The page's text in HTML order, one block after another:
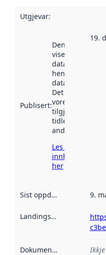
Utgjevar:
Publisert:
Denne datoen
viser når
datasettet vart
henta inn av
data.norge.no.
Det kan ha
vore
tilgjengeleg
tidlegare
andre stader.
Les meir om
innhenting
her
19.
Sist oppdatert 9.
Landingsside
Dokumentasjon